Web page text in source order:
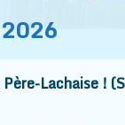
2026
Lachaise !